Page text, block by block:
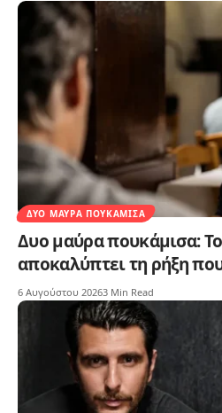
ΔΥΟ ΜΑΎΡΑ ΠΟΥΚΆΜΙΣΑ
Δυο μαύρα πουκάμισα:
αποκαλύπτει τη ρήξη
6 Αυγούστου 20263 Min Read